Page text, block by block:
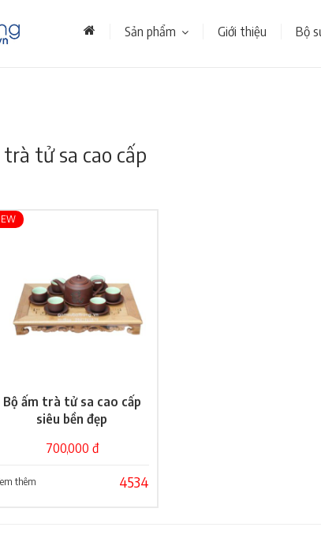
Sản phẩm Giới thiệu Bộ
tử sa cao cấp
Giỏ hàng
Bộ ấm trà tử sa cao cấp
siêu bền đẹp
700,000 đ
thêm 4534